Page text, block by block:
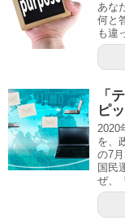
あな
何と
も違
「
ピ
2020
を、
の7
国民
ぜ、